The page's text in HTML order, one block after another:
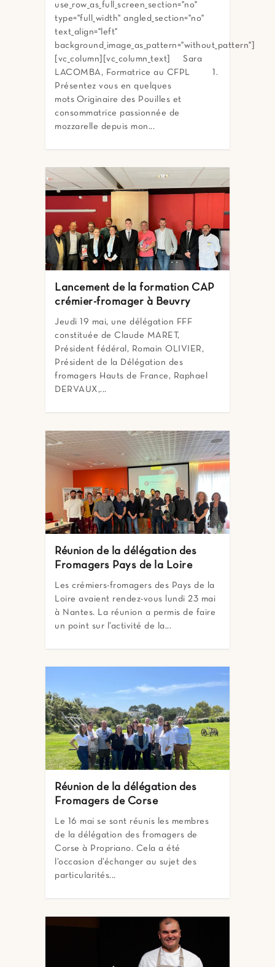
use_row_as_full_screen_section="no"
type="full_width" angled_section="no"
text_align="left"
background_image_as_pattern="without_pattern"]
[vc_column][vc_column_text] Sara
LACOMBA, Formatrice au CFPL 1.
Présentez vous en quelques
mots Originaire des Pouilles et
consommatrice passionnée de
mozzarelle depuis mon...
Lancement de la formation CAP
crémier-fromager à Beuvry
Jeudi 19 mai, une délégation FFF
constituée de Claude MARET,
Président fédéral, Romain OLIVIER,
Président de la Délégation des
fromagers Hauts de France, Raphael
DERVAUX,...
Réunion de la délégation des
Fromagers Pays de la Loire
Les crémiers-fromagers des Pays de la
Loire avaient rendez-vous lundi 23 mai
à Nantes. La réunion a permis de faire
un point sur l’activité de la...
Réunion de la délégation des
Fromagers de Corse
Le 16 mai se sont réunis les membres
de la délégation des fromagers de
Corse à Propriano. Cela a été
l’occasion d’échanger au sujet des
particularités...